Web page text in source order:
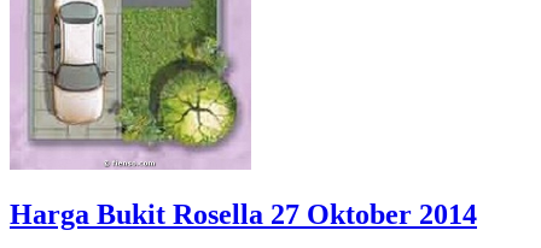
Harga Bukit Rosella 27 Oktober 2014